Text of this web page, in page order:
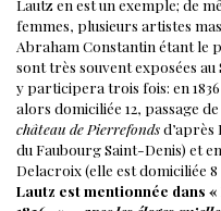
Lautz en est un exemple; de
femmes, plusieurs artistes
Abraham Constantin étant le
sont très souvent exposées
y participera trois fois: en
alors domiciliée 12, passage
château de Pierrefondsd’après
du Faubourg Saint-Denis) et
Delacroix (elle est domiciliée
Lautz est mentionnée dans